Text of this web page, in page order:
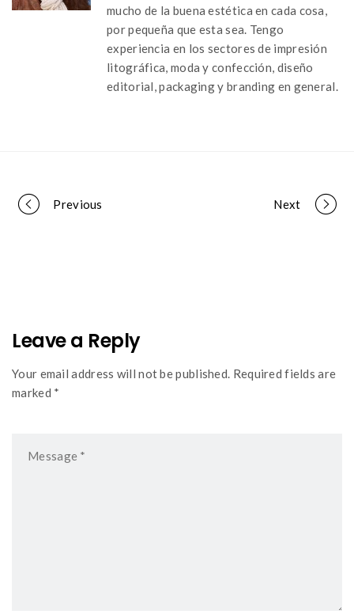
mucho de la buena estética en cada cosa,
por pequeña que esta sea. Tengo
experiencia en los sectores de impresión
litográfica, moda y confección, diseño
editorial, packaging y branding en general.
Portfolio
Previous Next
Leave a Reply
Your email address will not be published. Required fields are
marked *